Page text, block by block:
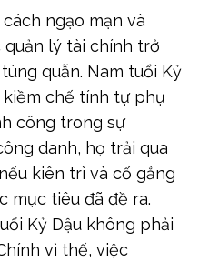
ngạo mạn và
lý tài chính trở
quẫn. Nam tuổi Kỷ
kiềm chế tính tự phụ
công trong sự
danh, họ trải qua
kiên trì và cố gắng
mục tiêu đã đề ra.
Kỷ Dậu không phải
vì thế, việc